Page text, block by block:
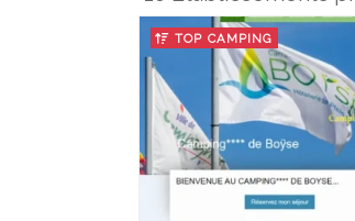
TOP CAMPING